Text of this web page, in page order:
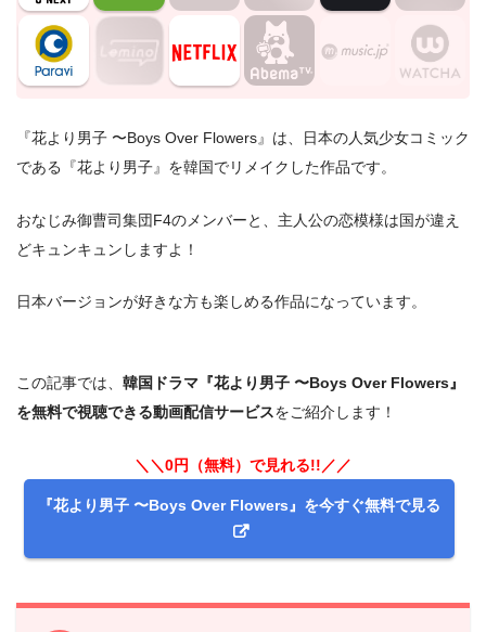
『花より男子 〜Boys Over Flowers』は、日本の人気少女コミック
である『花より男子』を韓国でリメイクした作品です。
おなじみ御曹司集団F4のメンバーと、主人公の恋模様は国が違え
どキュンキュンしますよ！
日本バージョンが好きな方も楽しめる作品になっています。
この記事では、 韓国ドラマ『花より男子 〜Boys Over Flowers』
を無料で視聴できる動画配信サービスをご紹介します！
＼＼0円（無料）で見れる!!／／
『花より男子 〜Boys Over Flowers』を今すぐ無料で見る